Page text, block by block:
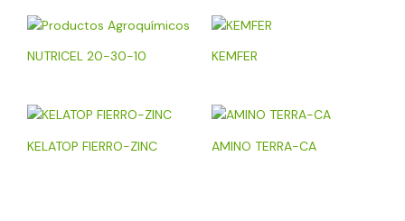
NUTRICEL 20-30-10 KEMFER
KELATOP FIERRO-ZINC AMINO TERRA-CA